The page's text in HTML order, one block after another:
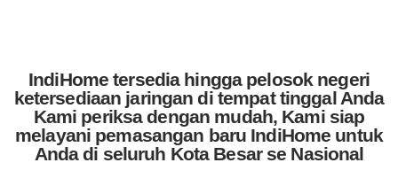
IndiHome tersedia hingga pelosok negeri
ketersediaan jaringan di tempat tinggal Anda
Kami periksa dengan mudah, Kami siap
melayani pemasangan baru IndiHome untuk
Anda di seluruh Kota Besar se Nasional